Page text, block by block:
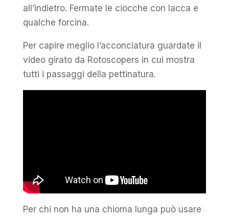
all’indietro. Fermate le ciocche con lacca e
qualche forcina.
Per capire meglio l’acconciatura guardate il
video girato da Rotoscopers in cui mostra
tutti i passaggi della pettinatura.
Per chi non ha una chioma lunga può usare